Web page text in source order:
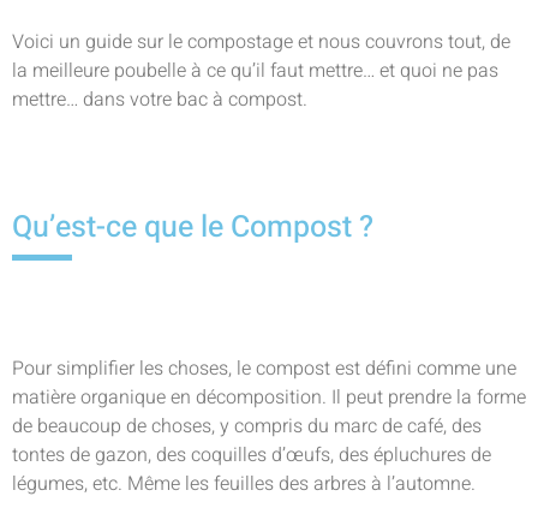
Voici un guide sur le compostage et nous couvrons tout, de
la meilleure poubelle à ce qu’il faut mettre… et quoi ne pas
mettre… dans votre bac à compost.
Qu’est-ce que le Compost ?
Pour simplifier les choses, le compost est défini comme une
matière organique en décomposition. Il peut prendre la forme
de beaucoup de choses, y compris du marc de café, des
tontes de gazon, des coquilles d’œufs, des épluchures de
légumes, etc. Même les feuilles des arbres à l’automne.